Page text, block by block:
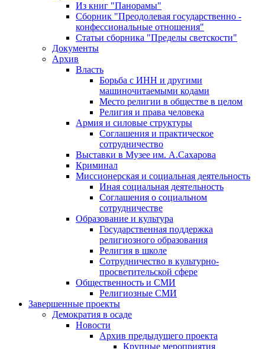
Из книг "Панорамы"
Сборник "Преодолевая государственно -
конфессиональные отношения"
Статьи сборника "Пределы светскости"
Документы
Архив
Власть
Борьба с ИНН и другими
машиночитаемыми кодами
Место религии в обществе в целом
Религия и права человека
Армия и силовые структуры
Соглашения и практическое
сотрудничество
Выставки в Музее им. А.Сахарова
Криминал
Миссионерская и социальная деятельность
Иная социальная деятельность
Соглашения о социальном
сотрудничестве
Образование и культура
Государственная поддержка
религиозного образования
Религия в школе
Сотрудничество в культурно-
просветительской сфере
Общественность и СМИ
Религиозные СМИ
Завершенные проекты
Демократия в осаде
Новости
Архив предыдущего проекта
Крупные мероприятия